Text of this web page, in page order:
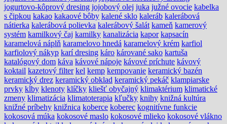
jogurtovo-kôprový dresing jojobový olej juka južné ovocie kabelka
s čipkou kakao kakaové bôby kalené sklo kaleráb kalerábová
nátierka kalerábová polievka kalerábový šalát kameň kamerový
systém kamilkový čaj kamilky kanalizácia kapor kapsacín
karamelová náplň karamelovo hnedá karamelový krém karfiol
karfiolový nákyp karí dresing káro kárované sako kartuša
katalógový dom káva kávové nápoje kávové príchute kávový
koktail kazetový filter kel kemp kempovanie keramický bazén
keramický drez keramický obklad keramický pekáč klampiarske
prvky kĺby klenoty klíčky kliešť obyčajný klimaktérium klimatické
zmeny klimatizácia klimatoterapia kľučky knihy knižná kultúra
knižné príbehy knižnica koberce koberec kognitívne funkcie
kokosová múka kokosové maslo kokosové mlieko kokosové vlákno